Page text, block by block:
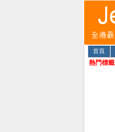
首頁
熱門標籤